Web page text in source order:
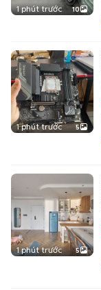
1 phút trước 10
1 phút trước 5
1 phút trước 5